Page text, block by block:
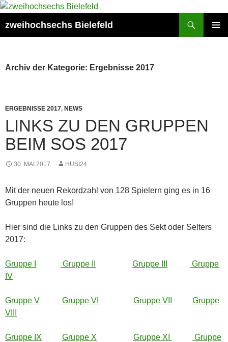
Zum
springen
zweihochsechs Bielefeld
Archiv der Kategorie: Ergebnisse 2017
ERGEBNISSE 2017, NEWS
LINKS ZU DEN GRUPPEN
BEIM SOS 2017
30. MAI 2017 HUSI24
Mit der neuen Rekordzahl von 128 Spielern ging es in 16
Gruppen heute los!
Hier sind die Links zu den Gruppen des Sekt oder Selters
2017:
Gruppe I Gruppe II Gruppe III
Gruppe
IV
Gruppe V Gruppe VI Gruppe VII
Gruppe
VIII
Gruppe IX Gruppe X Gruppe XI
Gruppe